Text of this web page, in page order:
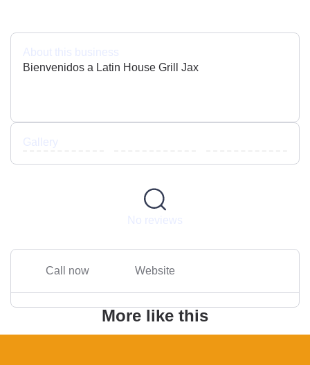
About this business
Bienvenidos a Latin House Grill Jax
Gallery
No reviews
Call now Website
More like this